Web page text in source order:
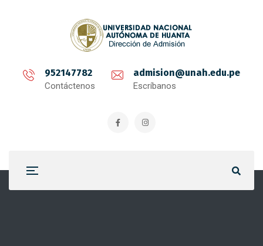
952147782
Contáctenos
admision@unah.edu.pe
Escríbanos